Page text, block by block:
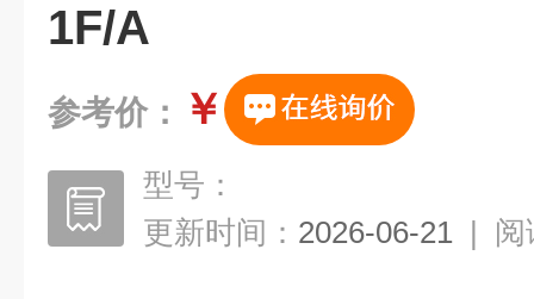
1F/A
参考价： ￥
型号：
更新时间： 2026-06-21 | 阅